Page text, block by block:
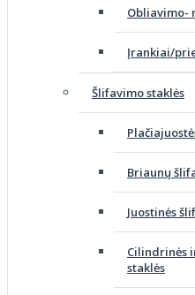
Obliavimo-
Įrankiai/
Šlifavimo staklės
Briaunų
Juostinės
Cilindrinės
staklės